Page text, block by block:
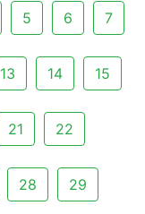
5 6 7
13 14 15
21 22
28 29